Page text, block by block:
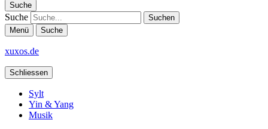
Suche
Suche
Menü Suche
xuxos.de
Schliessen
Sylt
Yin & Yang
Musik